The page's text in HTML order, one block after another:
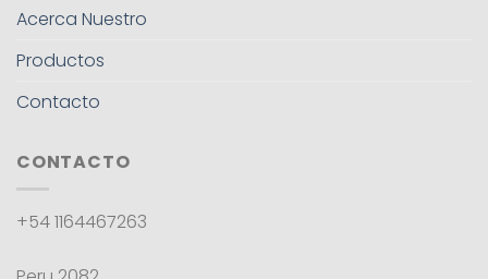
Acerca Nuestro
Productos
Contacto
CONTACTO
+54 1164467263